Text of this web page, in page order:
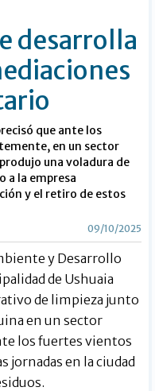
desarrolla
que ante los
en un sector
una voladura de
a la empresa
y el retiro de estos
09/10/2025
y Desarrollo
de Ushuaia
de limpieza junto
en un sector
los fuertes vientos
jornadas en la ciudad